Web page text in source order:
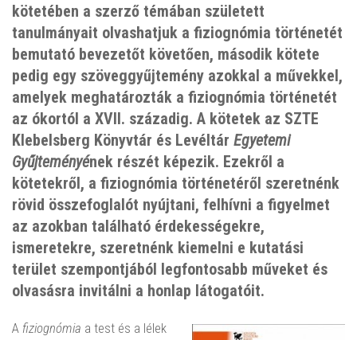
kötetében a szerző témában született
tanulmányait olvashatjuk a fiziognómia történetét
bemutató bevezetőt követően, második kötete
pedig egy szöveggyűjtemény azokkal a művekkel,
amelyek meghatározták a fiziognómia történetét
az ókortól a XVII. századig. A kötetek az SZTE
Klebelsberg Könyvtár és Levéltár Egyetemi
Gyűjteményének részét képezik. Ezekről a
kötetekről, a fiziognómia történetéről szeretnénk
rövid összefoglalót nyújtani, felhívni a figyelmet
az azokban található érdekességekre,
ismeretekre, szeretnénk kiemelni e kutatási
terület szempontjából legfontosabb műveket és
olvasásra invitálni a honlap látogatóit.
A fiziognómia a test és a lélek